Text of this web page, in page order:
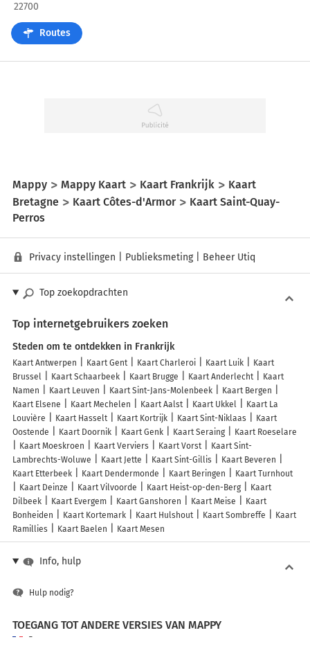
22700
Routes
Mappy Mappy Kaart Kaart Frankrijk
Kaart
Bretagne
Kaart Côtes-d'Armor
Kaart Saint-Quay-
Perros
Privacy instellingen Publieksmeting| Beheer Utiq
Top zoekopdrachten
Top internetgebruikers zoeken
Steden om te ontdekken in Frankrijk
Kaart Antwerpen Kaart Gent Kaart Charleroi Kaart Luik
Kaart
Brussel
Kaart Schaarbeek Kaart Brugge Kaart Anderlecht
Kaart
Namen
Kaart Leuven Kaart Sint-Jans-Molenbeek
Kaart Bergen
Kaart Elsene
Kaart Mechelen Kaart Aalst Kaart Ukkel
Kaart La
Louvière
Kaart Hasselt Kaart Kortrijk Kaart Sint-Niklaas
Kaart
Oostende
Kaart Doornik Kaart Genk Kaart Seraing
Kaart Roeselare
Kaart Moeskroen
Kaart Verviers Kaart Vorst
Kaart Sint-
Lambrechts-Woluwe
Kaart Jette Kaart Sint-Gillis
Kaart Beveren
Kaart Etterbeek
Kaart Dendermonde Kaart Beringen
Kaart Turnhout
Kaart Deinze
Kaart Vilvoorde Kaart Heist-op-den-Berg
Kaart
Dilbeek
Kaart Evergem Kaart Ganshoren Kaart Meise
Kaart
Bonheiden
Kaart Kortemark Kaart Hulshout Kaart Sombreffe
Kaart
Ramillies
Kaart Baelen Kaart Mesen
Info, hulp
Hulp nodig?
TOEGANG TOT ANDERE VERSIES VAN MAPPY
France